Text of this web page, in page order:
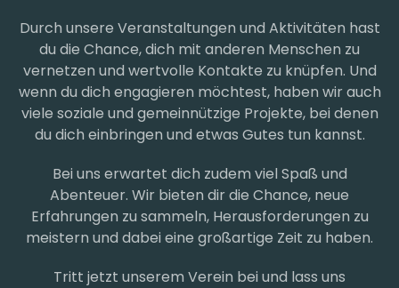
Durch unsere Veranstaltungen und Aktivitäten hast
du die Chance, dich mit anderen Menschen zu
vernetzen und wertvolle Kontakte zu knüpfen. Und
wenn du dich engagieren möchtest, haben wir auch
viele soziale und gemeinnützige Projekte, bei denen
du dich einbringen und etwas Gutes tun kannst.
Bei uns erwartet dich zudem viel Spaß und
Abenteuer. Wir bieten dir die Chance, neue
Erfahrungen zu sammeln, Herausforderungen zu
meistern und dabei eine großartige Zeit zu haben.
Tritt jetzt unserem Verein bei und lass uns